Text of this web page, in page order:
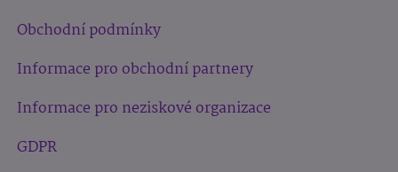
Obchodní podmínky
Informace pro obchodní partnery
Informace pro neziskové organizace
GDPR